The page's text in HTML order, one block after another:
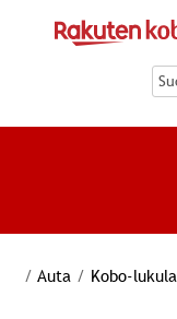
/ Auta / Kobo-